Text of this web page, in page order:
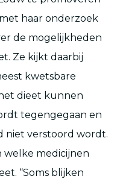
haar onderzoek
de mogelijkheden
Ze kijkt daarbij
kwetsbare
dieet kunnen
tegengegaan en
niet verstoord wordt.
welke medicijnen
“Soms blijken